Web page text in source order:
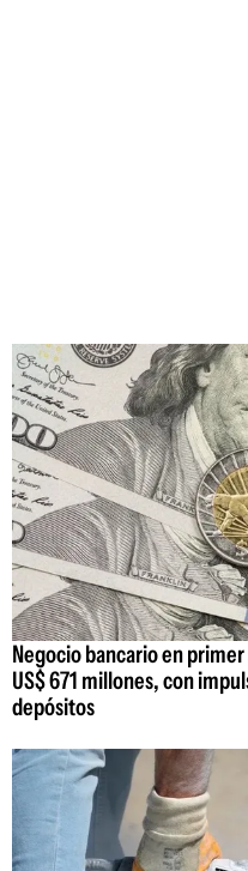
Negocio bancario en
US$ 671 millones, con
depósitos